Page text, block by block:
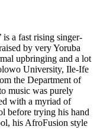
a fast rising singer-
by very Yoruba
upbringing and a lot
University, Ile-Ife
the Department of
music was purely
with a myriad of
before trying his hand
his AfroFusion style